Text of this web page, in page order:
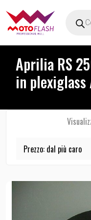
Aprilia RS
in